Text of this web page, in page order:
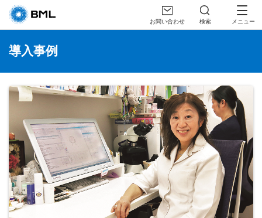
お問い合わせ 検索 メニュー
導入事例